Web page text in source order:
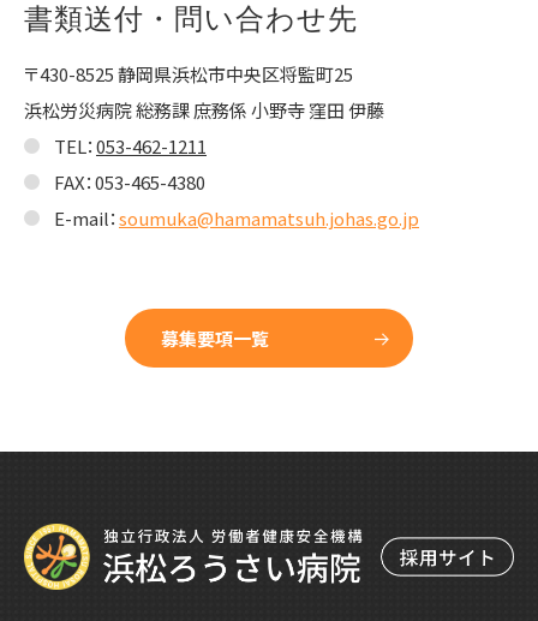
書類送付・問い合わせ先
〒430-8525 静岡県浜松市中央区将監町25
浜松労災病院 総務課 庶務係 小野寺 窪田 伊藤
TEL：053-462-1211
FAX：053-465-4380
E-mail：soumuka@hamamatsuh.johas.go.jp
募集要項一覧